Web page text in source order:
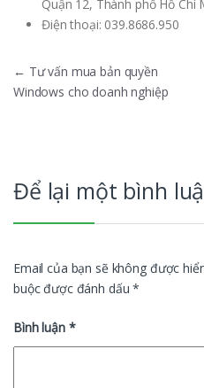
Quận 12, Thành phố Hồ Chí
Điện thoại: 039.8686.950
Điều hướng bài viết
← Tư vấn mua bản quyền
Windows cho doanh nghiệp
Để lại một bình
Email của bạn sẽ không được
buộc được đánh dấu*
Bình luận *